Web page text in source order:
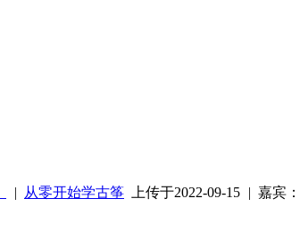
| 从零开始学古筝 上传于2022-09-15 | 嘉宾：